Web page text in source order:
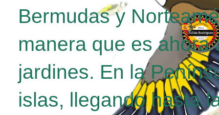
Bermudas y
manera que es
jardines. En la
islas, llegando hasta